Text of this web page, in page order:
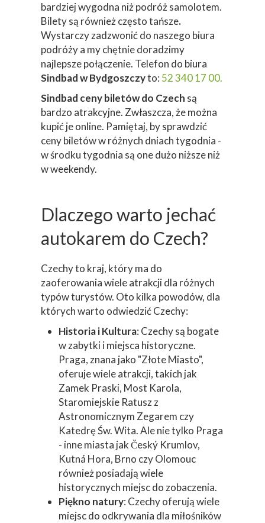
bardziej wygodna niż podróż samolotem.
Bilety są również często tańsze.
Wystarczy zadzwonić do naszego biura
podróży a my chętnie doradzimy
najlepsze połączenie. Telefon do biura
Sindbad w Bydgoszczyto: 52 340 17 00.
Sindbad ceny biletów do Czech są
bardzo atrakcyjne. Zwłaszcza, że można
kupić je online. Pamiętaj, by sprawdzić
ceny biletów w różnych dniach tygodnia -
w środku tygodnia są one dużo niższe niż
w weekendy.
Dlaczego warto jechać
autokarem do Czech?
Czechy to kraj, który ma do
zaoferowania wiele atrakcji dla różnych
typów turystów. Oto kilka powodów, dla
których warto odwiedzić Czechy:
Historia i Kultura: Czechy są bogate
w zabytki i miejsca historyczne.
Praga, znana jako "Złote Miasto",
oferuje wiele atrakcji, takich jak
Zamek Praski, Most Karola,
Staromiejskie Ratusz z
Astronomicznym Zegarem czy
Katedrę Św. Wita. Ale nie tylko Praga
- inne miasta jak Český Krumlov,
Kutná Hora, Brno czy Olomouc
również posiadają wiele
historycznych miejsc do zobaczenia.
Piękno natury: Czechy oferują wiele
miejsc do odkrywania dla miłośników